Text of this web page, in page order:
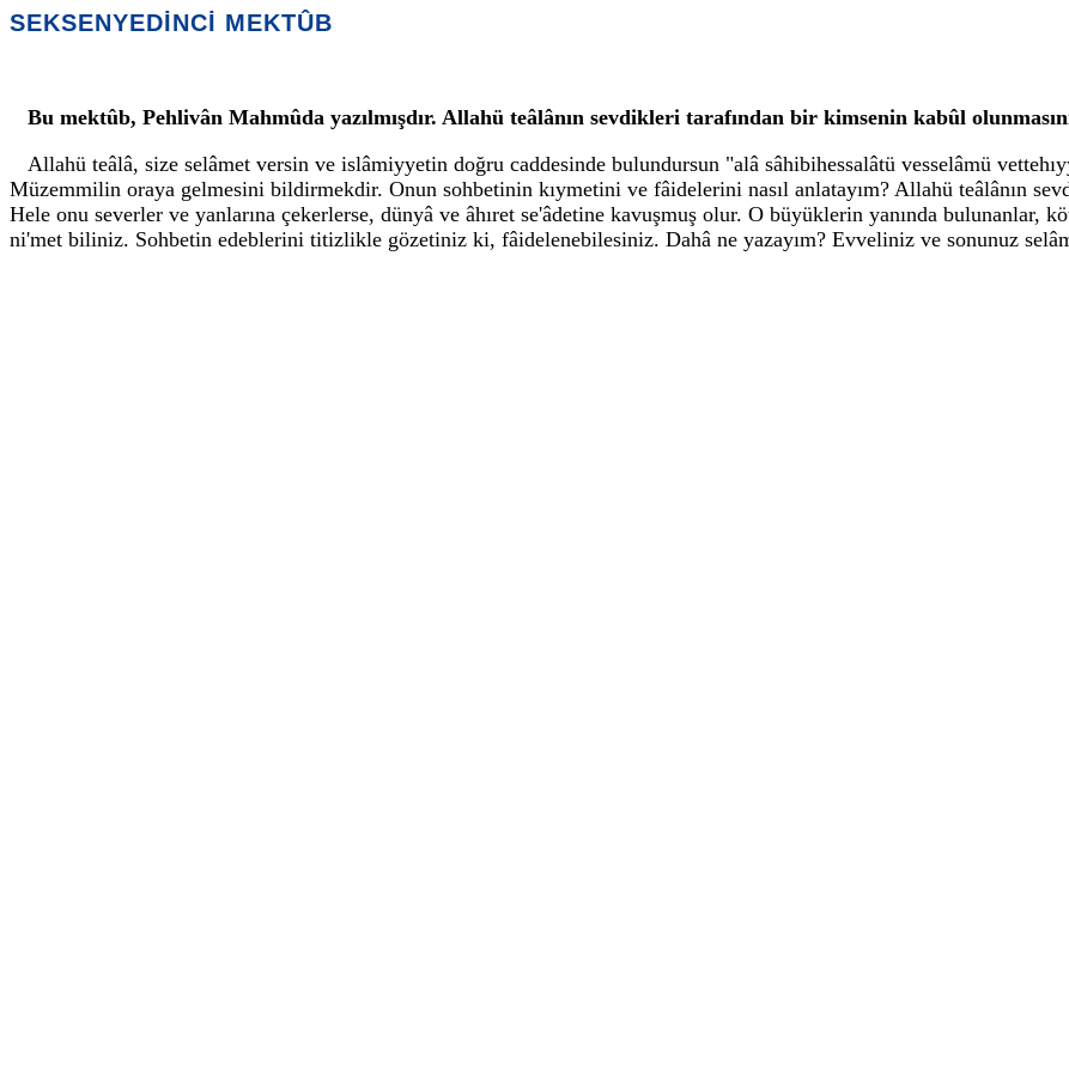
SEKSENYEDİNCİ MEKTÛB
Bu mektûb, Pehlivân Mahmûda yazılmışdır. Allahü teâlânın sevdikleri tarafından bir kimsenin kabûl
Allahü teâlâ, size selâmet versin ve islâmiyyetin doğru caddesinde bulundursun "alâ sâhibihessalâtü vesselâmü
Müzemmilin oraya gelmesini bildirmekdir. Onun sohbetinin kıymetini ve fâidelerini nasıl anlatayım? Allahü teâlânın
Hele onu severler ve yanlarına çekerlerse, dünyâ ve âhıret se'âdetine kavuşmuş olur. O büyüklerin yanında bulunanlar,
ni'met biliniz. Sohbetin edeblerini titizlikle gözetiniz ki, fâidelenebilesiniz. Dahâ ne yazayım? Evveliniz ve sonunuz